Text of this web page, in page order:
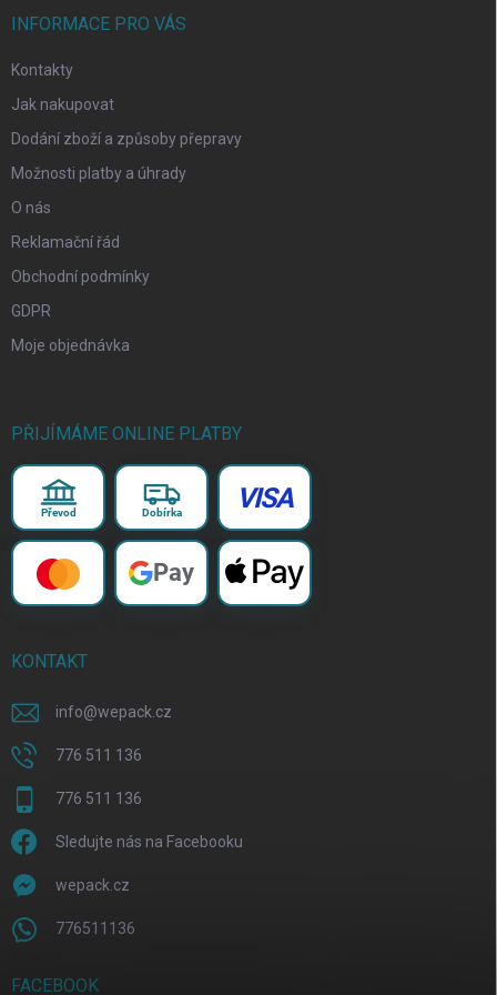
INFORMACE PRO VÁS
Kontakty
Jak nakupovat
Dodání zboží a způsoby přepravy
Možnosti platby a úhrady
O nás
Reklamační řád
Obchodní podmínky
GDPR
Moje objednávka
PŘIJÍMÁME ONLINE PLATBY
Převod Dobírka VISA
Pay
KONTAKT
info@wepack.cz
776 511 136
776 511 136
Sledujte nás na Facebooku
wepack.cz
776511136
FACEBOOK